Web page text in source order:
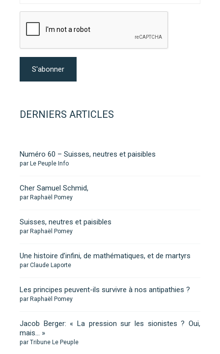
DERNIERS ARTICLES
Numéro 60 – Suisses, neutres et paisibles
par Le Peuple Info
Cher Samuel Schmid,
par Raphaël Pomey
Suisses, neutres et paisibles
par Raphaël Pomey
Une histoire d’infini, de mathématiques, et de martyrs
par Claude Laporte
Les principes peuvent-ils survivre à nos antipathies ?
par Raphaël Pomey
Jacob Berger: « La pression sur les sionistes ? Oui,
mais… »
par Tribune Le Peuple